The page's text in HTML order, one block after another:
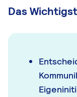
Das